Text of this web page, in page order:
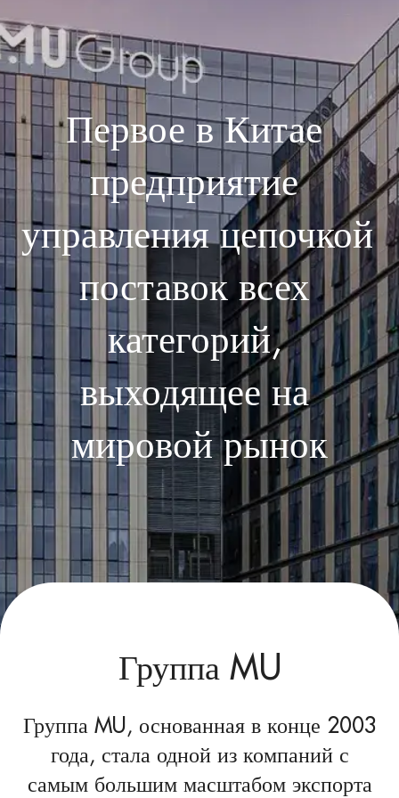
Первое в Китае
предприятие
управления цепочкой
поставок всех
категорий,
выходящее на
мировой рынок
Группа MU
Группа MU, основанная в конце 2003
года, стала одной из компаний с
самым большим масштабом экспорта